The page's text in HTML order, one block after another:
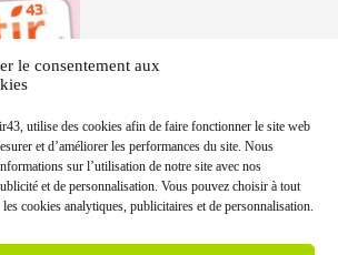
le consentement aux
utilise des cookies afin de faire fonctionner le site web
et d’améliorer les performances du site. Nous
sur l’utilisation de notre site avec nos
et de personnalisation. Vous pouvez choisir à tout
cookies analytiques, publicitaires et de personnalisation.